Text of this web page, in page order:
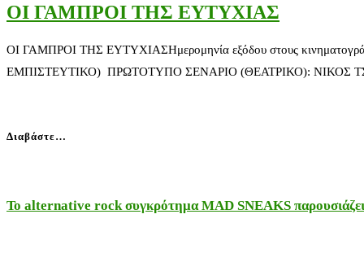
ΟΙ ΓΑΜΠΡΟΙ ΤΗΣ ΕΥΤΥΧΙΑΣ
ΟΙ ΓΑΜΠΡΟΙ ΤΗΣ ΕΥΤΥΧΙΑΣΗμερομηνία εξόδου στους
ΕΜΠΙΣΤΕΥΤΙΚΟ) ΠΡΩΤΟΤΥΠΟ ΣΕΝΑΡΙΟ (ΘΕΑΤΡΙΚΟ): ΝΙΚΟΣ
Διαβάστε…
Το alternative rock συγκρότημα MAD SNEAKS